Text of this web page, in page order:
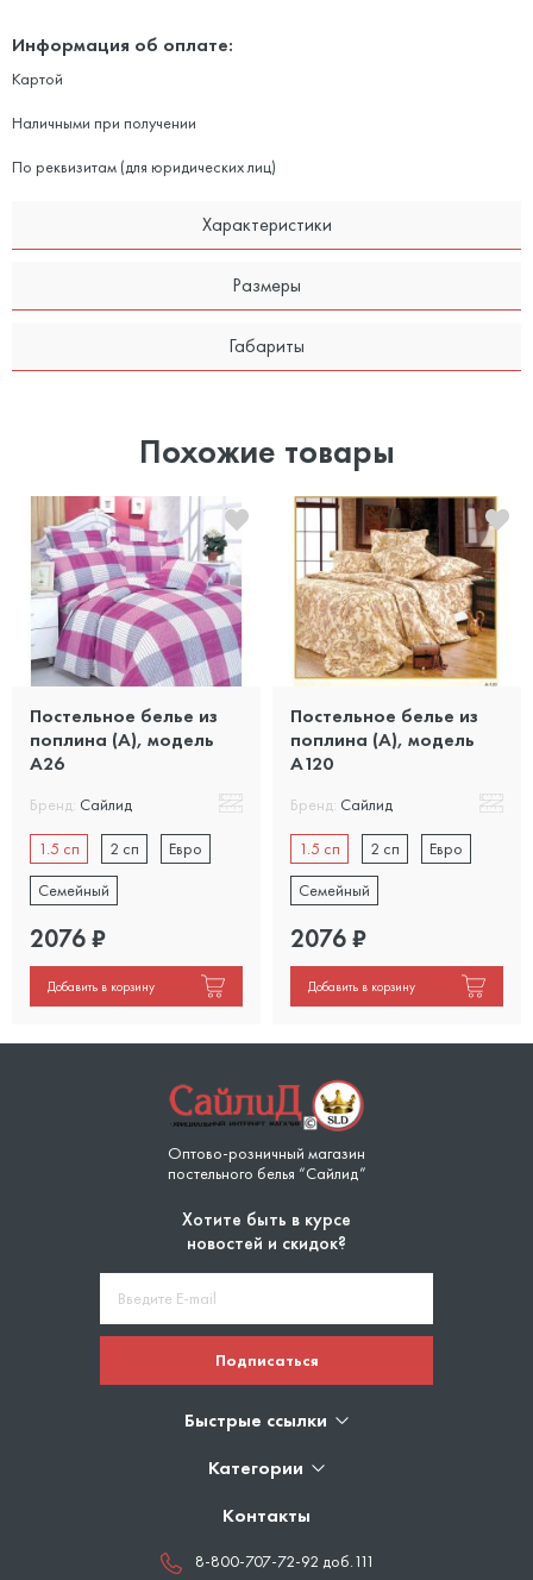
Информация об оплате:
Картой
Наличными при получении
По реквизитам (для юридических лиц)
Характеристики
Размеры
Габариты
Похожие товары
Постельное белье из
поплина (А), модель
А26
Бренд: Сайлид
1.5 сп 2 сп
Евро
Семейный
2076₽
Добавить в корзину
Постельное белье из
поплина (А), модель
А120
Бренд: Сайлид
1.5 сп 2 сп
Евро
Семейный
2076₽
Добавить в корзину
Оптово-розничный магазин
постельного белья “Сайлид”
Хотите быть в курсе
новостей и скидок?
Подписаться
Быстрые ссылки
Категории
Контакты
8-800-707-72-92 доб.111